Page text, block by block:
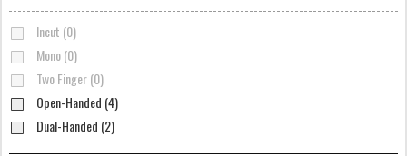
Incut (0)
Mono (0)
Two Finger (0)
Open-Handed (4)
Dual-Handed (2)